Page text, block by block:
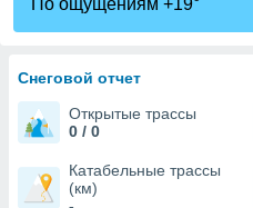
Вы можете
к этому
доступ
По ощущениям +19°
Снеговой отчет
Открытые трассы
0 / 0
Катабельные трассы
(км)